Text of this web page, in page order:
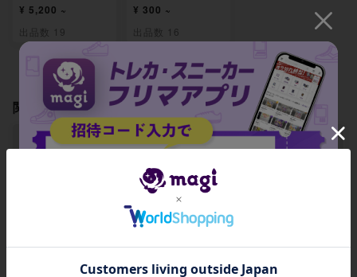
¥ 5,200 ~
出品数 19
¥ 300 ~
出品数 16
関連製品
071 招待コード